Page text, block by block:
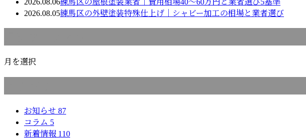
2026.08.05練馬区の外壁塗装特殊仕上げ｜シャビー加工の相場と業者選び
月を選択
お知らせ 87
コラム 5
新着情報 110